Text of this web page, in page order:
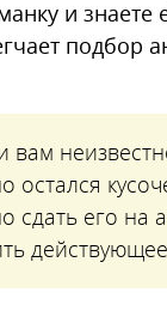
и знаете
подбор
вам
остался
сдать его на